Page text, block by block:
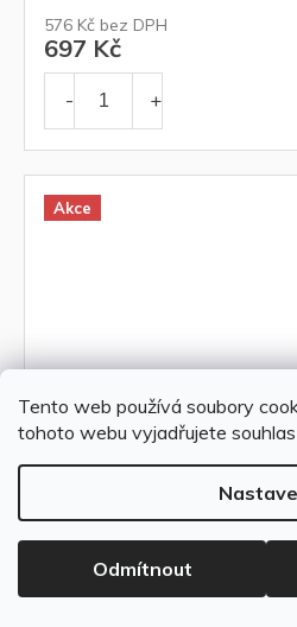
Tento web používá soubory
tohoto webu vyjadřujete souhlas
Odmítnout
576 Kč bez DPH
697 Kč
Akce